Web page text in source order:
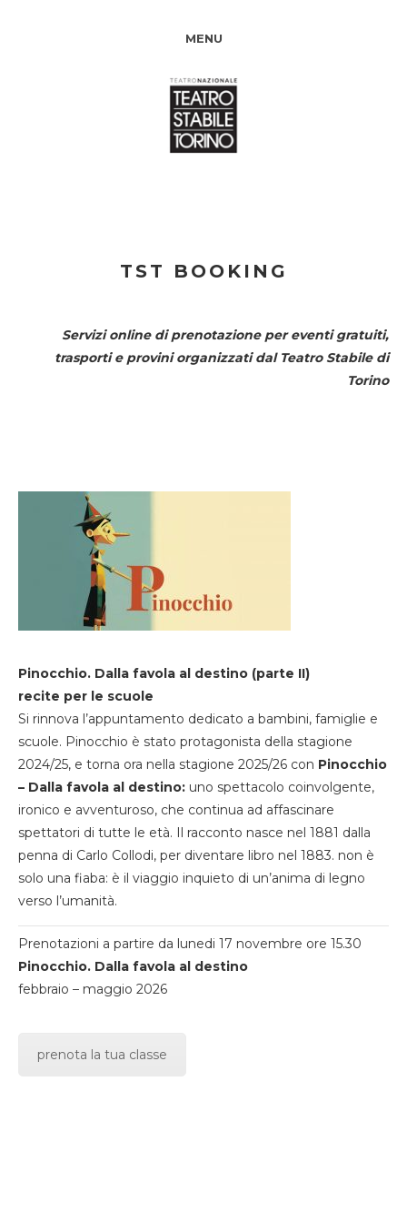
MENU
TST BOOKING
Servizi online di prenotazione per eventi gratuiti,
trasporti e provini organizzati dal Teatro Stabile di
Torino
Pinocchio. Dalla favola al destino (parte II)
recite per le scuole
Si rinnova l’appuntamento dedicato a bambini, famiglie e
scuole. Pinocchio è stato protagonista della stagione
2024/25, e torna ora nella stagione 2025/26 con Pinocchio
– Dalla favola al destino: uno spettacolo coinvolgente,
ironico e avventuroso, che continua ad affascinare
spettatori di tutte le età. Il racconto nasce nel 1881 dalla
penna di Carlo Collodi, per diventare libro nel 1883. non è
solo una fiaba: è il viaggio inquieto di un’anima di legno
verso l’umanità.
Prenotazioni a partire da lunedi 17 novembre ore 15.30
Pinocchio. Dalla favola al destino
febbraio – maggio 2026
prenota la tua classe